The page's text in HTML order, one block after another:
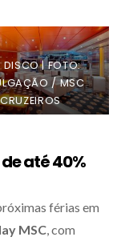
DISCO | FOTO:
/ MSC
CRUZEIROS
até 40%
férias em
MSC, com